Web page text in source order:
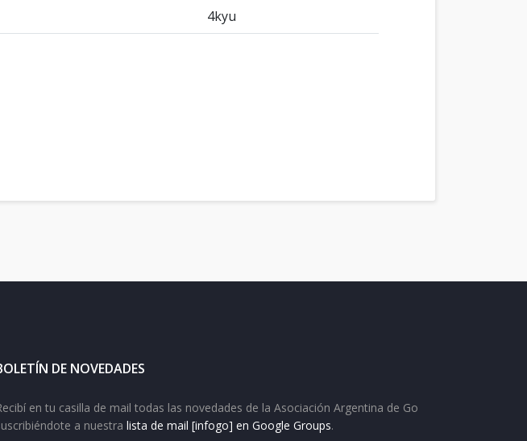
4kyu
DE NOVEDADES
en tu casilla de mail todas las novedades de la Asociación Argentina de Go
a nuestra lista de mail [infogo] en Google Groups.